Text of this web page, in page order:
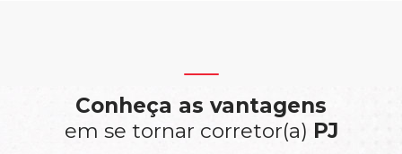
Conheça as vantagens
em se tornar corretor(a) PJ